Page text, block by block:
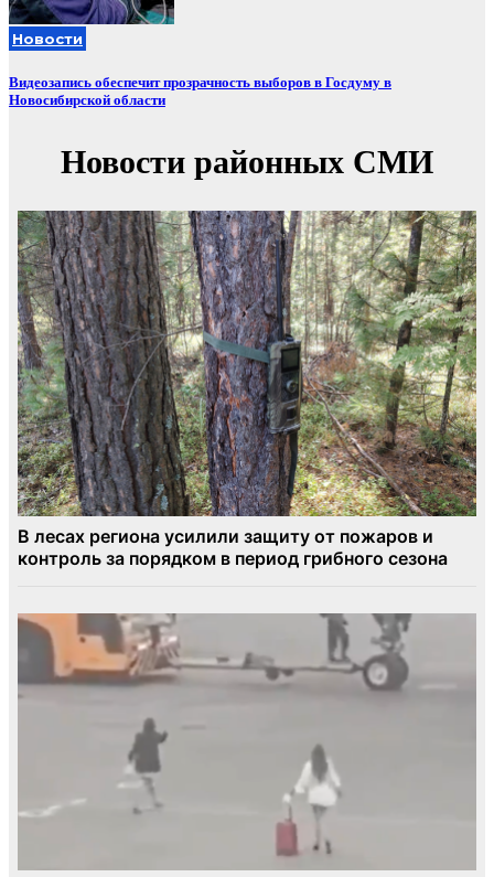
Новости
Видеозапись обеспечит прозрачность выборов в Госдуму в
Новосибирской области